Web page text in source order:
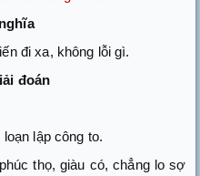
đi xa, không lỗi gì.
đoán
lập công to.
thọ, giàu có, chẳng lo sợ